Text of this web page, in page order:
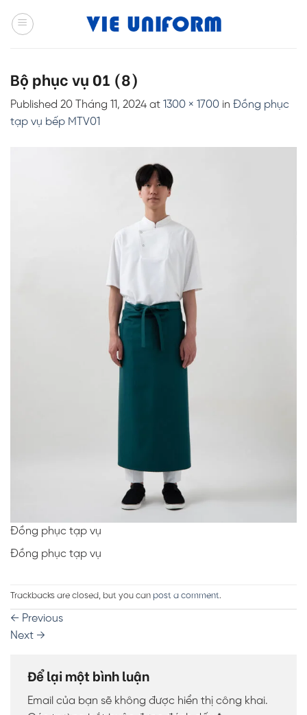
Bộ phục vụ 01 (8)
Published 20 Tháng 11, 2024 at 1300 × 1700 in Đồng phục
tạp vụ bếp MTV01
Đồng phục tạp vụ
Đồng phục tạp vụ
Trackbacks are closed, but you can post a comment.
← Previous
Next →
Để lại một bình luận
Email của bạn sẽ không được hiển thị công khai.